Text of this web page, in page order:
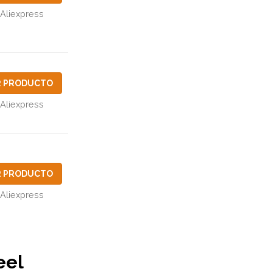
Aliexpress
PRODUCTO
Aliexpress
PRODUCTO
Aliexpress